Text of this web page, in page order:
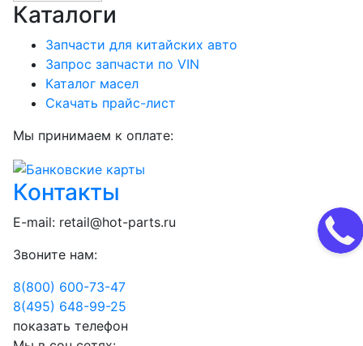
Каталоги
Запчасти для китайских авто
Запрос запчасти по VIN
Каталог масел
Скачать прайс-лист
Мы принимаем к оплате:
Контакты
E-mail: retail@hot-parts.ru
Звоните нам:
8(800) 600-73-47
8(495) 648-99-25
показать телефон